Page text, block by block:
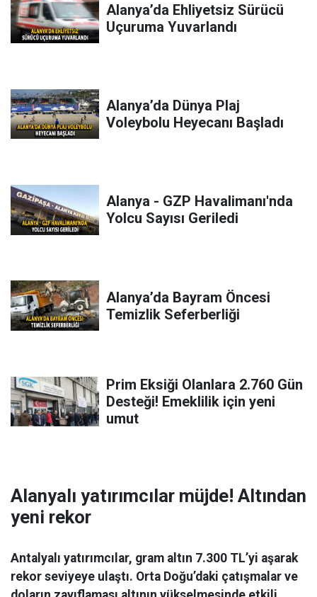
Alanya’da Ehliyetsiz Sürücü
Uçuruma Yuvarlandı
Alanya’da Dünya Plaj
Voleybolu Heyecanı Başladı
Alanya - GZP Havalimanı'nda
Yolcu Sayısı Geriledi
Alanya’da Bayram Öncesi
Temizlik Seferberliği
Prim Eksiği Olanlara 2.760 Gün
Desteği! Emeklilik için yeni
umut
Alanyalı yatırımcılar müjde! Altından
yeni rekor
Antalyalı yatırımcılar, gram altın 7.300 TL’yi aşarak
rekor seviyeye ulaştı. Orta Doğu’daki çatışmalar ve